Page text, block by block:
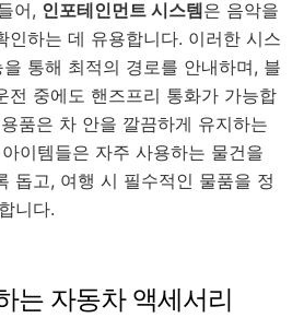
어, 인포테인먼트 시스템은 음악을
인하는 데 유용합니다. 이러한 시스
통해 최적의 경로를 안내하며, 블
전 중에도 핸즈프리 통화가 가능합
품은 차 안을 깔끔하게 유지하는
이템들은 자주 사용하는 물건을
돕고, 여행 시 필수적인 물품을 정
니다.
는 자동차 액세서리